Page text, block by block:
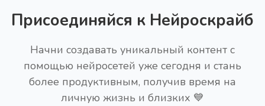
Присоединяйся к Нейроскрайб
Начни создавать уникальный контент с
помощью нейросетей уже сегодня и стань
более продуктивным, получив время на
личную жизнь и близких 💙